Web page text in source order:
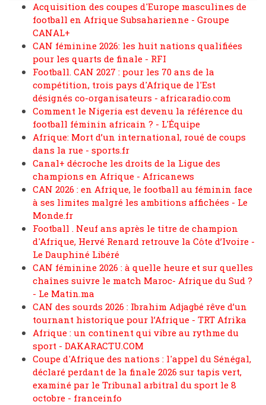
Acquisition des coupes d'Europe masculines de
football en Afrique Subsaharienne - Groupe
CANAL+
CAN féminine 2026: les huit nations qualifiées
pour les quarts de finale - RFI
Football. CAN 2027 : pour les 70 ans de la
compétition, trois pays d'Afrique de l'Est
désignés co-organisateurs - africaradio.com
Comment le Nigeria est devenu la référence du
football féminin africain ? - L'Équipe
Afrique: Mort d’un international, roué de coups
dans la rue - sports.fr
Canal+ décroche les droits de la Ligue des
champions en Afrique - Africanews
CAN 2026 : en Afrique, le football au féminin face
à ses limites malgré les ambitions affichées - Le
Monde.fr
Football . Neuf ans après le titre de champion
d'Afrique, Hervé Renard retrouve la Côte d’Ivoire -
Le Dauphiné Libéré
CAN féminine 2026 : à quelle heure et sur quelles
chaînes suivre le match Maroc- Afrique du Sud ?
- Le Matin.ma
CAN des sourds 2026 : Ibrahim Adjagbé rêve d’un
tournant historique pour l’Afrique - TRT Afrika
Afrique : un continent qui vibre au rythme du
sport - DAKARACTU.COM
Coupe d'Afrique des nations : l'appel du Sénégal,
déclaré perdant de la finale 2026 sur tapis vert,
examiné par le Tribunal arbitral du sport le 8
octobre - franceinfo